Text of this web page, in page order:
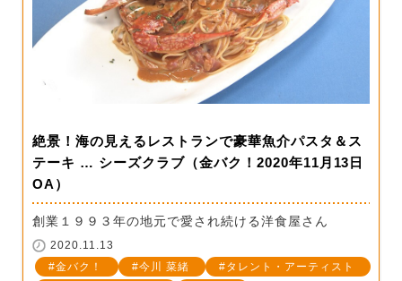
絶景！海の見えるレストランで豪華魚介パスタ＆ス
テーキ … シーズクラブ（金バク！2020年11月13日
OA）
創業１９９３年の地元で愛され続ける洋食屋さん
2020.11.13
金バク！
今川 菜緒
タレント・アーティスト